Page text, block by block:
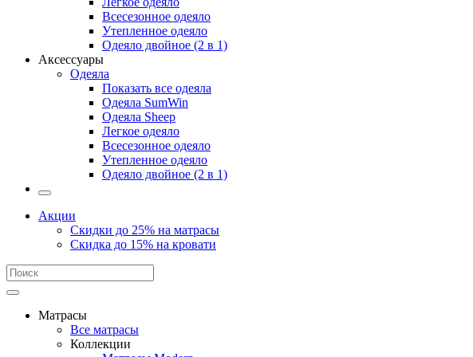
Всесезонное одеяло
Утепленное одеяло
Одеяло двойное (2 в 1)
Аксессуары
Одеяла
Показать все одеяла
Одеяла SumWin
Одеяла Sheep
Легкое одеяло
Всесезонное одеяло
Утепленное одеяло
Одеяло двойное (2 в 1)
Акции
Скидки до 25% на матрасы
Скидка до 15% на кровати
Матрасы
Все матрасы
Коллекции